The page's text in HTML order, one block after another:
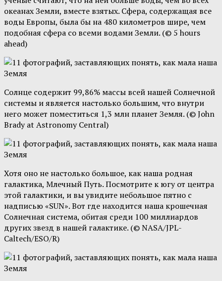
океанах Земли, вместе взятых. Сфера, содержащая все
воды Европы, была бы на 480 километров шире, чем
подобная сфера со всеми водами Земли. (© 5 hours
ahead)
Солнце содержит 99,86% массы всей нашей Солнечной
системы и является настолько большим, что внутри
него может поместиться 1,3 млн планет Земля. (© John
Brady at Astronomy Central)
Хотя оно не настолько большое, как наша родная
галактика, Млечный Путь. Посмотрите к югу от центра
этой галактики, и вы увидите небольшое пятно с
надписью «SUN». Вот где находится наша крошечная
Солнечная система, обитая среди 100 миллиардов
других звезд в нашей галактике. (© NASA/JPL-
Caltech/ESO/R)